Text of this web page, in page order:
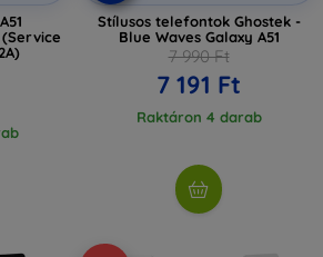
Stílusos telefontok Ghostek -
Blue Waves Galaxy A51
7 990 Ft
7 191 Ft
Raktáron 4 darab